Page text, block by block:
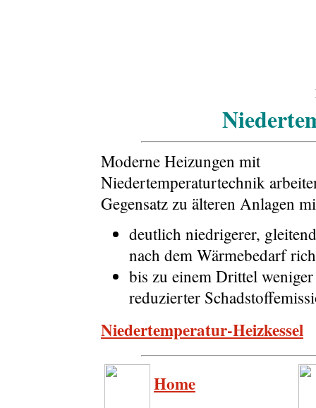
Moderne Heizungen mit
Niedertemperaturtechnik
Gegensatz zu älteren Anlagen
deutlich niedrigerer,
nach dem Wärmebedarf
bis zu einem Drittel
reduzierter
Niedertemperatur-Heizkessel
Home